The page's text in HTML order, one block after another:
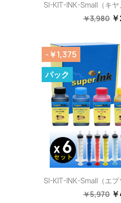
SI-KIT-INK-Small（キヤ
￥3,980
SI-KIT-INK-Small（エプ
￥5,970
-￥1,375
パック